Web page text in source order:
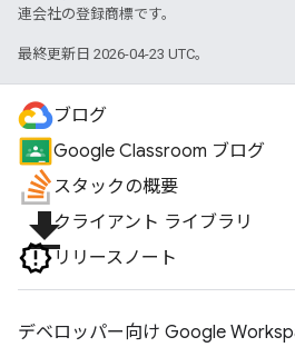
連会社の登録商標です。
最終更新日 2026-04-23 UTC。
ブログ
Google Classroom ブログ
スタックの概要
file_downloadクライアント ライブラリ
リリースノート
デベロッパー向け Google